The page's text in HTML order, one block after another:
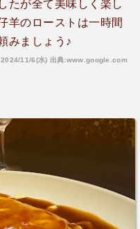
たが全て美味しく楽し
羊のローストは一時間
みましょう♪
2024/11/6(水) 出典:www.google.com